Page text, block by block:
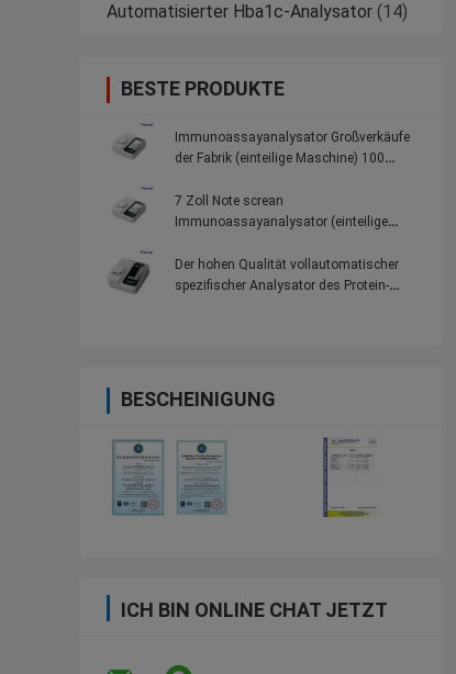
Automatisierter Hba1c-Analysator (14)
BESTE PRODUKTE
Immunoassayanalysator Großverkäufe
der Fabrik (einteilige Maschine) 100
Gemeinschaftskrankenhäuser
7 Zoll Note screan
Immunoassayanalysator (einteilige
Gemeinschaftskrankenhäuser
Der hohen Qualität vollautomatischer
spezifischer Analysator des Protein-
BESCHEINIGUNG
ICH BIN ONLINE CHAT JETZT